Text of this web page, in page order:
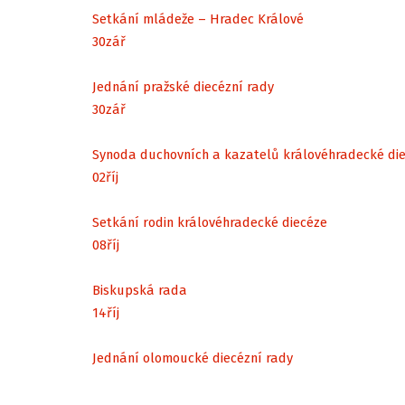
Setkání mládeže – Hradec Králové
30zář
Jednání pražské diecézní rady
30zář
Synoda duchovních a kazatelů královéhradecké
02říj
Setkání rodin královéhradecké diecéze
08říj
Biskupská rada
14říj
Jednání olomoucké diecézní rady